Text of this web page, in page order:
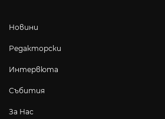
Новини
Редакторски
Интервюта
Събития
За Нас